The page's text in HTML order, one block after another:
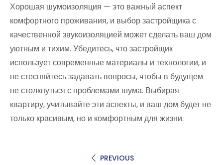
Хорошая шумоизоляция — это важный аспект
комфортного проживания, и выбор застройщика с
качественной звукоизоляцией может сделать ваш дом
уютным и тихим. Убедитесь, что застройщик
использует современные материалы и технологии, и
не стесняйтесь задавать вопросы, чтобы в будущем
не столкнуться с проблемами шума. Выбирая
квартиру, учитывайте эти аспекты, и ваш дом будет не
только красивым, но и комфортным для жизни.
PREVIOUS